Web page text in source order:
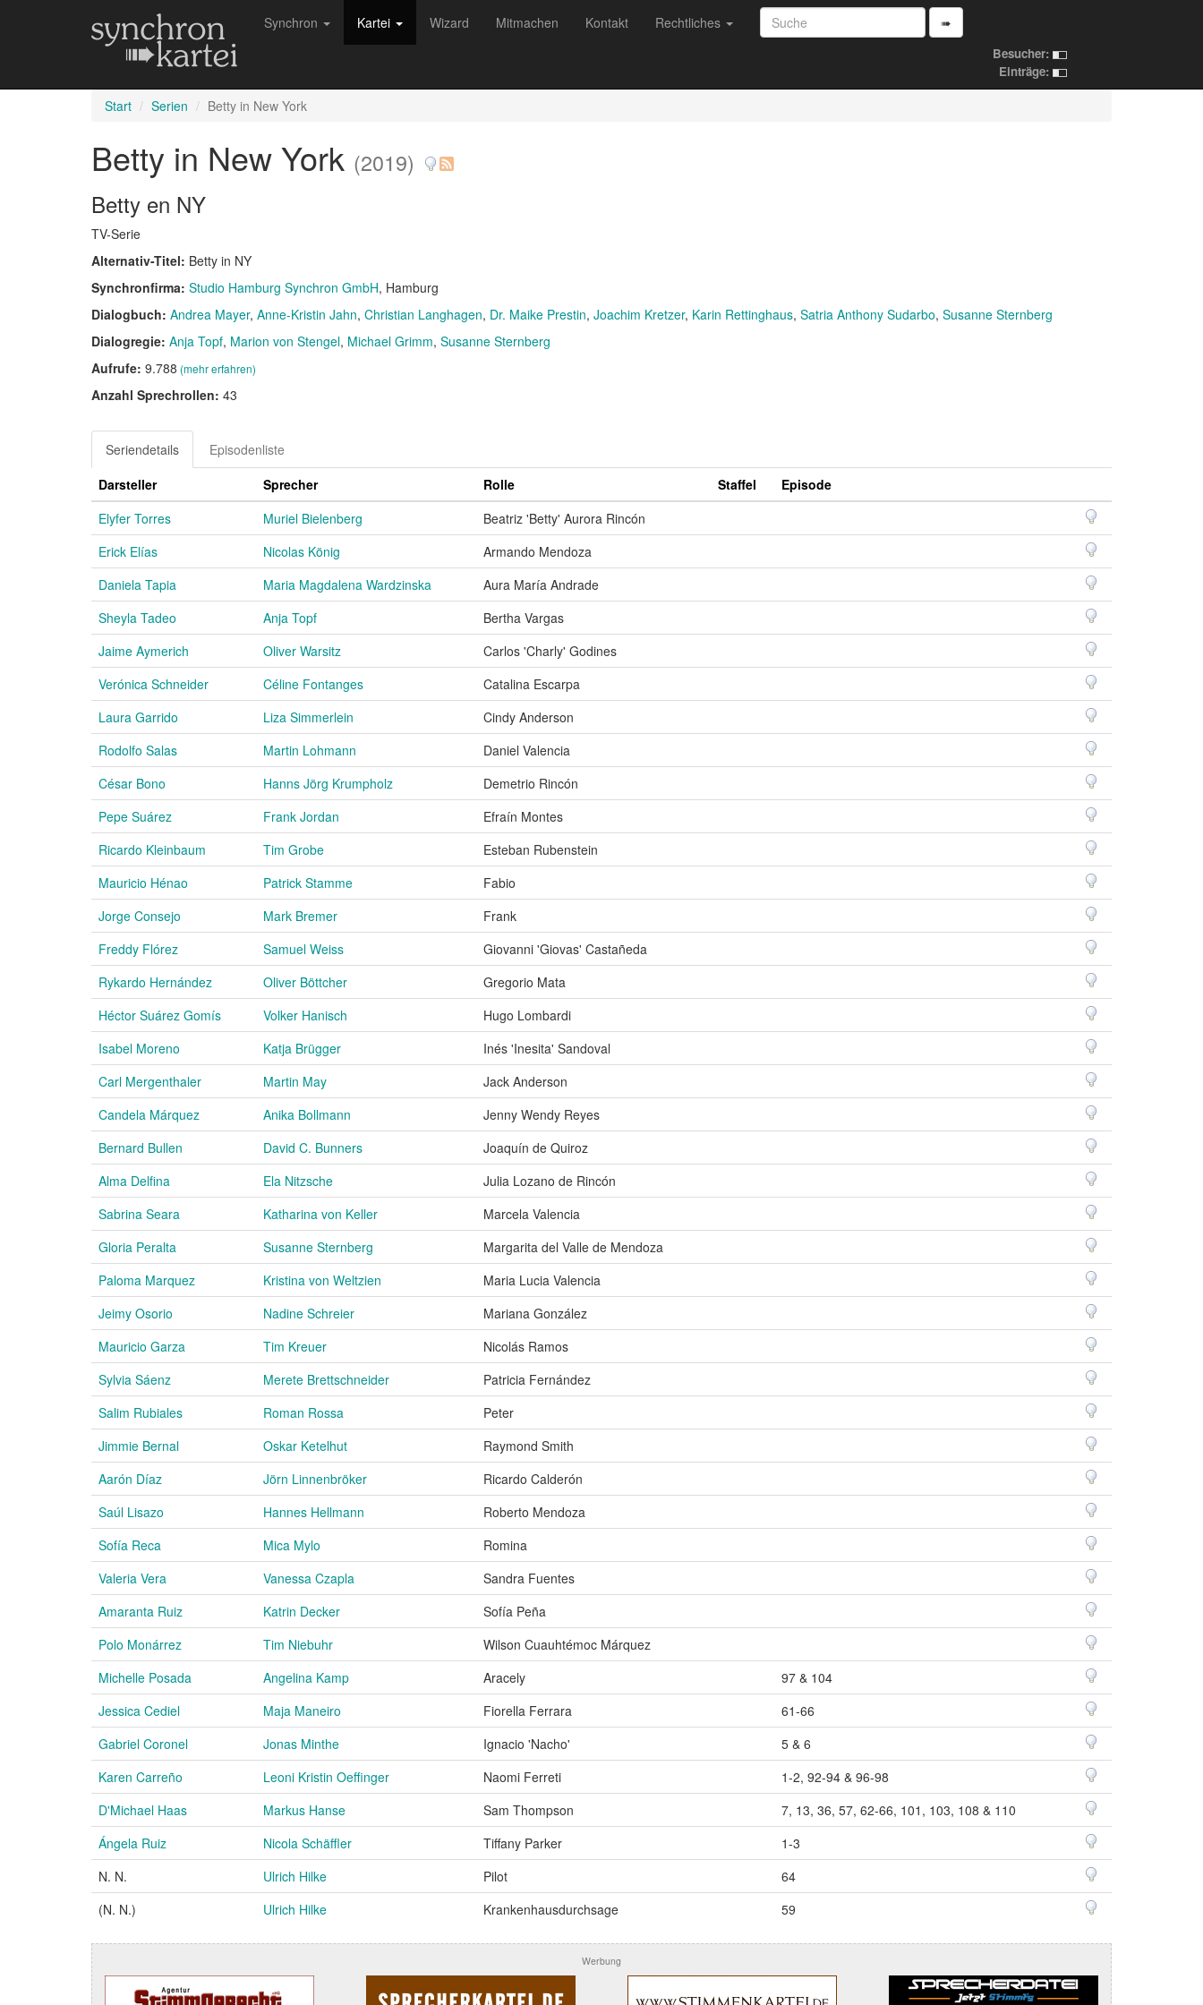
Synchron Kartei Wizard Mitmachen Kontakt Rechtliches ➠
Besucher:
Einträge:
Start Serien Betty in New York
Betty in New York (2019)
Betty en NY
TV-Serie
Alternativ-Titel: Betty in NY
Synchronfirma: Studio Hamburg Synchron GmbH, Hamburg
Dialogbuch: Andrea Mayer Anne-Kristin Jahn Christian Langhagen Dr. Maike Prestin Joachim Kretzer Karin Rettinghaus Satria Anthony Sudarbo Susanne Sternberg
Dialogregie: Anja Topf Marion von Stengel Michael Grimm Susanne Sternberg
Aufrufe: 9.788 (mehr erfahren)
Anzahl Sprechrollen: 43
Seriendetails
Episodenliste
Darsteller
Sprecher Rolle Staffel
Episode
Elyfer Torres
Muriel Bielenberg
Beatriz 'Betty' Aurora Rincón
Erick Elías
Nicolas König
Armando Mendoza
Daniela Tapia
Maria Magdalena Wardzinska
Aura María Andrade
Sheyla Tadeo
Anja Topf
Bertha Vargas
Jaime Aymerich
Oliver Warsitz
Carlos 'Charly' Godines
Verónica Schneider
Céline Fontanges
Catalina Escarpa
Laura Garrido
Liza Simmerlein
Cindy Anderson
Rodolfo Salas
Martin Lohmann
Daniel Valencia
César Bono
Hanns Jörg Krumpholz
Demetrio Rincón
Pepe Suárez
Frank Jordan
Efraín Montes
Ricardo Kleinbaum
Tim Grobe
Esteban Rubenstein
Mauricio Hénao
Patrick Stamme
Fabio
Jorge Consejo
Mark Bremer
Frank
Freddy Flórez
Samuel Weiss
Giovanni 'Giovas' Castañeda
Rykardo Hernández
Oliver Böttcher
Gregorio Mata
Héctor Suárez Gomís
Volker Hanisch
Hugo Lombardi
Isabel Moreno
Katja Brügger
Inés 'Inesita' Sandoval
Carl Mergenthaler
Martin May
Jack Anderson
Candela Márquez
Anika Bollmann
Jenny Wendy Reyes
Bernard Bullen
David C. Bunners
Joaquín de Quiroz
Alma Delfina
Ela Nitzsche
Julia Lozano de Rincón
Sabrina Seara
Katharina von Keller
Marcela Valencia
Gloria Peralta
Susanne Sternberg
Margarita del Valle de Mendoza
Paloma Marquez
Kristina von Weltzien
Maria Lucia Valencia
Jeimy Osorio
Nadine Schreier
Mariana González
Mauricio Garza
Tim Kreuer
Nicolás Ramos
Sylvia Sáenz
Merete Brettschneider
Patricia Fernández
Salim Rubiales
Roman Rossa
Peter
Jimmie Bernal
Oskar Ketelhut
Raymond Smith
Aarón Díaz
Jörn Linnenbröker
Ricardo Calderón
Saúl Lisazo
Hannes Hellmann
Roberto Mendoza
Sofía Reca
Mica Mylo
Romina
Valeria Vera
Vanessa Czapla
Sandra Fuentes
Amaranta Ruiz
Katrin Decker
Sofía Peña
Polo Monárrez
Tim Niebuhr
Wilson Cuauhtémoc Márquez
Michelle Posada
Angelina Kamp Aracely
97 & 104
Jessica Cediel
Maja Maneiro Fiorella Ferrara
61-66
Gabriel Coronel
Jonas Minthe Ignacio 'Nacho'
5 & 6
Karen Carreño
Leoni Kristin Oeffinger Naomi Ferreti
1-2, 92-94 & 96-98
D'Michael Haas
Markus Hanse Sam Thompson
7, 13, 36, 57, 62-66, 101, 103, 108 & 110
Ángela Ruiz
Nicola Schäffler Tiffany Parker
1-3
N. N.
Ulrich Hilke Pilot
64
(N. N.)
Ulrich Hilke Krankenhausdurchsage 59
Werbung